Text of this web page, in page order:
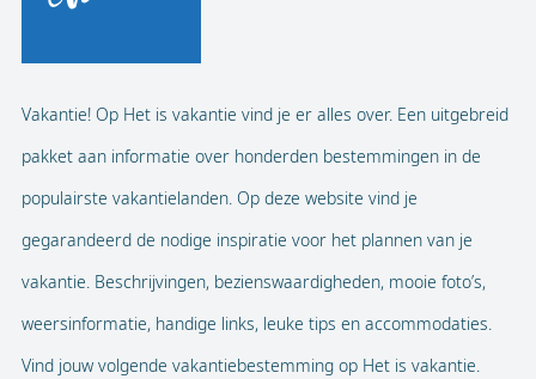
Vakantie! Op Het is vakantie vind je er alles over. Een uitgebreid
pakket aan informatie over honderden bestemmingen in de
populairste vakantielanden. Op deze website vind je
gegarandeerd de nodige inspiratie voor het plannen van je
vakantie. Beschrijvingen, bezienswaardigheden, mooie foto’s,
weersinformatie, handige links, leuke tips en accommodaties.
Vind jouw volgende vakantiebestemming op Het is vakantie.